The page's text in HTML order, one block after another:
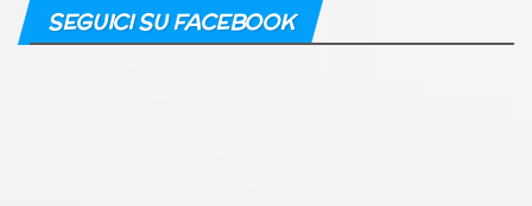
SEGUICI SU FACEBOOK